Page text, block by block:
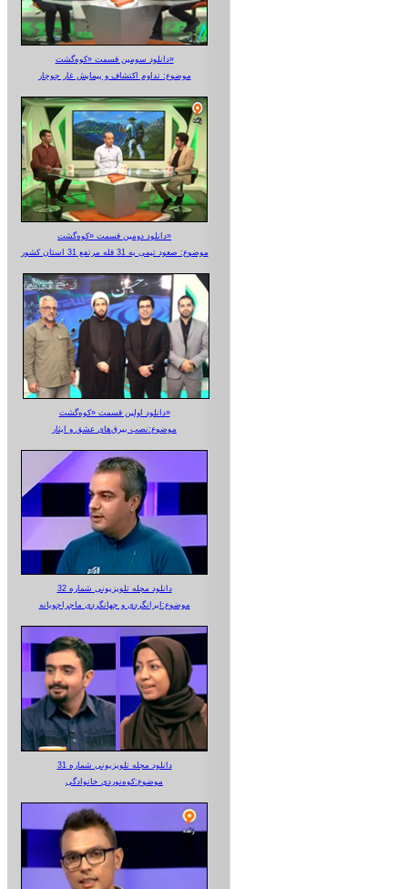
دانلود سومین قسمت «کوه‌گشت»
موضوع: تداوم اکتشاف و پیمایش غار جوجار
دانلود دومین قسمت «کوه‌گشت»
موضوع: صعود تیمی به 31 قله مرتفع 31 استان کشور
دانلود اولین قسمت «کوه‌گشت»
موضوع:نصب بیرق‌های عشق و ایثار
دانلود مجله تلویزیونی شماره 32
موضوع:ایرانگردی و جهانگردی ماجراجویانه
دانلود مجله تلویزیونی شماره 31
موضوع:کوه‌نوردی خانوادگی